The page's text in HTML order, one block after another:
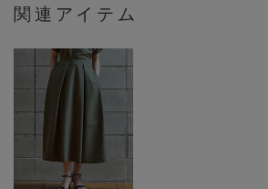
関連アイテム